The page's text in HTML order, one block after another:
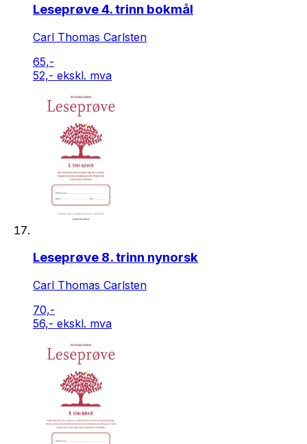
Leseprøve 4. trinn bokmål
Carl Thomas Carlsten
65,-
52,- ekskl. mva
Leseprøve 8. trinn nynorsk
Carl Thomas Carlsten
70,-
56,- ekskl. mva